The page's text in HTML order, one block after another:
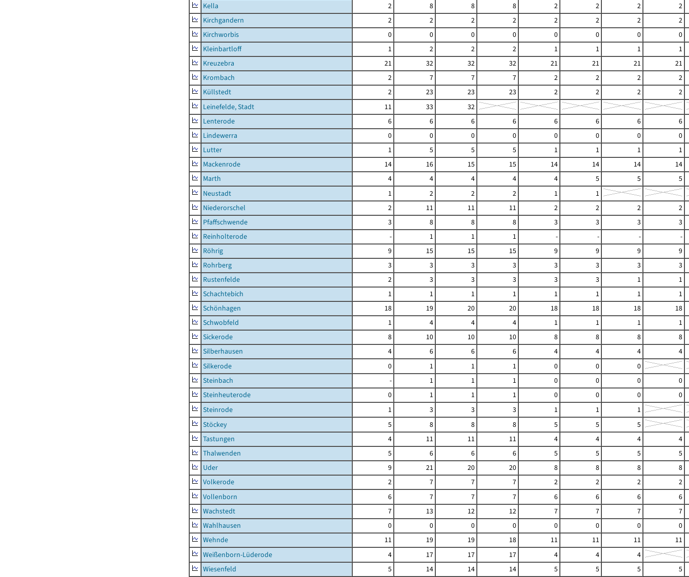
Kella
2 8 8 8 2 2 2
2
Kirchgandern
2 2 2 2 2 2 2
2
Kirchworbis
0 0 0 0 0 0 0
0
Kleinbartloff
1 2 2 2 1 1 1
1
Kreuzebra
21 32 32 32 21 21 21
21
Krombach
2 7 7 7 2 2 2
2
Küllstedt
2 23 23 23 2 2 2
2
Leinefelde, Stadt
11 33
32
Lenterode
6 6 6 6 6 6 6
6
Lindewerra
0 0 0 0 0 0 0
0
Lutter
1 5 5 5 1 1 1
1
Mackenrode
14 16 15 15 14 14 14
14
Marth
4 4 4 4 4 5 5
5
Neustadt
1 2 2 2 1
1
Niederorschel
2 11 11 11 2 2 2
2
Pfaffschwende
3 8 8 8 3 3 3
3
Reinholterode
- 1 1 1 - - -
-
Röhrig
9 15 15 15 9 9 9
9
Rohrberg
3 3 3 3 3 3 3
3
Rustenfelde
2 3 3 3 3 3 1
1
Schachtebich
1 1 1 1 1 1 1
1
Schönhagen
18 19 20 20 18 18 18
18
Schwobfeld
1 4 4 4 1 1 1
1
Sickerode
8 10 10 10 8 8 8
8
Silberhausen
4 6 6 6 4 4 4
4
Silkerode
0 1 1 1 0 0
0
Steinbach
- 1 1 1 0 0 0
0
Steinheuterode
0 1 1 1 0 0 0
0
Steinrode
1 3 3 3 1 1
1
Stöckey
5 8 8 8 5 5
5
Tastungen
4 11 11 11 4 4 4
4
Thalwenden
5 6 6 6 5 5 5
5
Uder
9 21 20 20 8 8 8
8
Volkerode
2 7 7 7 2 2 2
2
Vollenborn
6 7 7 7 6 6 6
6
Wachstedt
7 13 12 12 7 7 7
7
Wahlhausen
0 0 0 0 0 0 0
0
Wehnde
11 19 19 18 11 11 11
11
Weißenborn-Lüderode
4 17 17 17 4 4
4
Wiesenfeld
5 14 14 14 5 5 5 5